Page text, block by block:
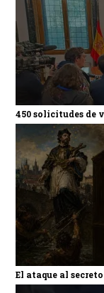
450 solicitudes de
El ataque al